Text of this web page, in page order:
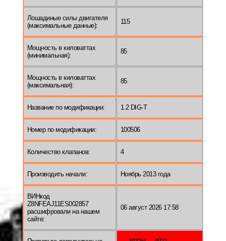
Лошадиные силы двигателя
(максимальные данные):
115
Мощность в киловаттах
(минимальная):
85
Мощность в киловаттах
(максимальная):
85
Название по модификации: 1.2 DIG-T
Номер по модификации: 100506
Количество клапанов: 4
Производить начали: Ноябрь 2013 года
ВИНкод
Z8NFEAJ11ES002857
расшифровали на нашем
сайте:
06 август 2026 17:58